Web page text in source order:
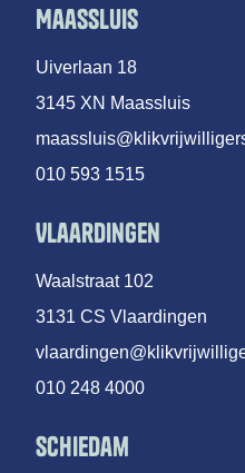
Maassluis
Uiverlaan 18
3145 XN Maassluis
010 593 1515
Vlaardingen
Waalstraat 102
3131 CS Vlaardingen
010 248 4000
Schiedam